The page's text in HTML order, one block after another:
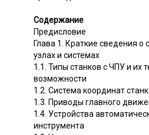
Содержание
Предисловие
Глава 1. Краткие сведения о
узлах и системах
1.1. Типы станков с ЧПУ и их
возможности
1.2. Система координат
1.3. Приводы главного
1.4. Устройства
инструмента